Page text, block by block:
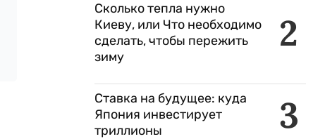
2
Сколько тепла нужно
Киеву, или Что необходимо
сделать, чтобы пережить
зиму
3
Ставка на будущее: куда
Япония инвестирует
триллионы